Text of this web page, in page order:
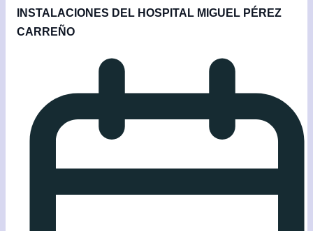
INSTALACIONES DEL HOSPITAL MIGUEL PÉREZ
CARREÑO